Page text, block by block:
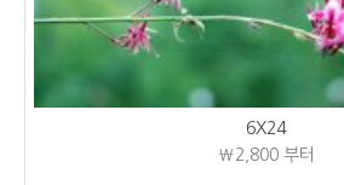
6X24
₩2,800부터